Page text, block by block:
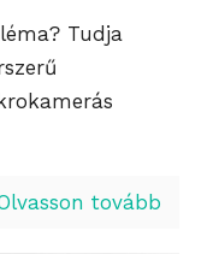
Tudja
tovább